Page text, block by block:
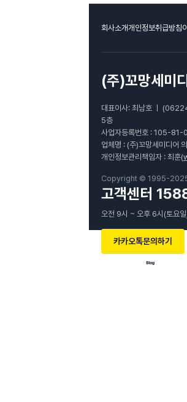
회사소개개인정보취급방침
(주)꼬망세미
대표이사: 최남호 ㅣ
5층
사업자등록번호 : 105-
업체명 : (주)꼬망세미디어
개인정보관리책임자 : 최훈(
Copyright © 1995-2025
고객센터
오전 9시 ~ 오후 6시(토요
카카오톡문의하기